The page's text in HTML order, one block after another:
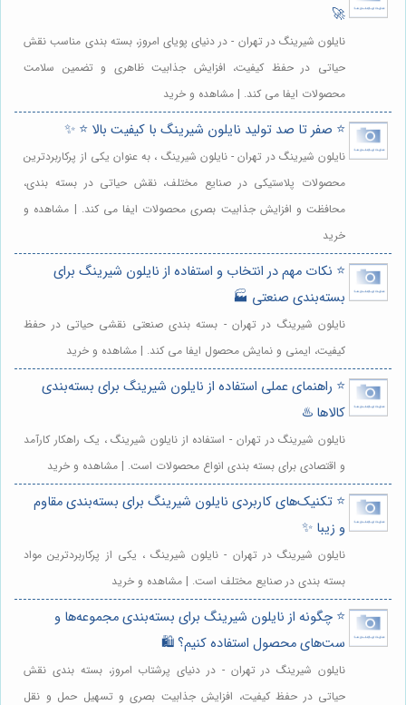
🚀
نایلون شیرینگ در تهران - در دنیای پویای امروز، بسته بندی مناسب نقش
حیاتی در حفظ کیفیت، افزایش جذابیت ظاهری و تضمین سلامت
محصولات ایفا می کند. | مشاهده و خرید
⭐️ صفر تا صد تولید نایلون شیرینگ با کیفیت بالا ⭐️ ✨
نایلون شیرینگ در تهران - نایلون شیرینگ ، به عنوان یکی از پرکاربردترین
محصولات پلاستیکی در صنایع مختلف، نقش حیاتی در بسته بندی،
محافظت و افزایش جذابیت بصری محصولات ایفا می کند. | مشاهده و
خرید
⭐️ نکات مهم در انتخاب و استفاده از نایلون شیرینگ برای
بسته‌بندی صنعتی 🏭
نایلون شیرینگ در تهران - بسته بندی صنعتی نقشی حیاتی در حفظ
کیفیت، ایمنی و نمایش محصول ایفا می کند. | مشاهده و خرید
⭐️ راهنمای عملی استفاده از نایلون شیرینگ برای بسته‌بندی
کالاها ♨️
نایلون شیرینگ در تهران - استفاده از نایلون شیرینگ ، یک راهکار کارآمد
و اقتصادی برای بسته بندی انواع محصولات است. | مشاهده و خرید
⭐️ تکنیک‌های کاربردی نایلون شیرینگ برای بسته‌بندی مقاوم
و زیبا ✨
نایلون شیرینگ در تهران - نایلون شیرینگ ، یکی از پرکاربردترین مواد
بسته بندی در صنایع مختلف است. | مشاهده و خرید
⭐️ چگونه از نایلون شیرینگ برای بسته‌بندی مجموعه‌ها و
ست‌های محصول استفاده کنیم؟ 🛍️
نایلون شیرینگ در تهران - در دنیای پرشتاب امروز، بسته بندی نقش
حیاتی در حفظ کیفیت، افزایش جذابیت بصری و تسهیل حمل و نقل